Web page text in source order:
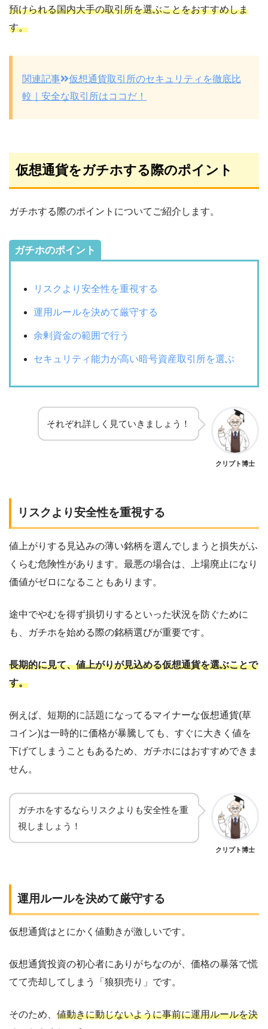
預けられる国内大手の取引所を選ぶことをおすすめしま
す。
関連記事
仮想通貨取引所のセキュリティを徹底比
較｜安全な取引所はココだ！
仮想通貨をガチホする際のポイント
ガチホする際のポイントについてご紹介します。
ガチホのポイント
リスクより安全性を重視する
運用ルールを決めて厳守する
余剰資金の範囲で行う
セキュリティ能力が高い暗号資産取引所を選ぶ
それぞれ詳しく見ていきましょう！
クリプト博士
リスクより安全性を重視する
値上がりする見込みの薄い銘柄を選んでしまうと損失がふ
くらむ危険性があります。最悪の場合は、上場廃止になり
価値がゼロになることもあります。
途中でやむを得ず損切りするといった状況を防ぐために
も、ガチホを始める際の銘柄選びが重要です。
長期的に見て、値上がりが見込める仮想通貨を選ぶことで
す。
例えば、短期的に話題になってるマイナーな仮想通貨(草
コイン)は一時的に価格が暴騰しても、すぐに大きく値を
下げてしまうこともあるため、ガチホにはおすすめできま
せん。
ガチホをするならリスクよりも安全性を重
視しましょう！
クリプト博士
運用ルールを決めて厳守する
仮想通貨はとにかく値動きが激しいです。
仮想通貨投資の初心者にありがちなのが、価格の暴落で慌
てて売却してしまう「狼狽売り」です。
そのため、 値動きに動じないように事前に運用ルールを決